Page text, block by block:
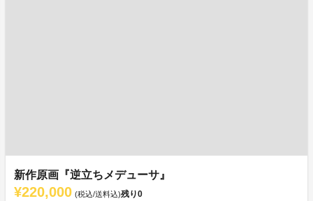
新作原画『逆立ちメデューサ』
¥220,000 (税込/送料込)残り0